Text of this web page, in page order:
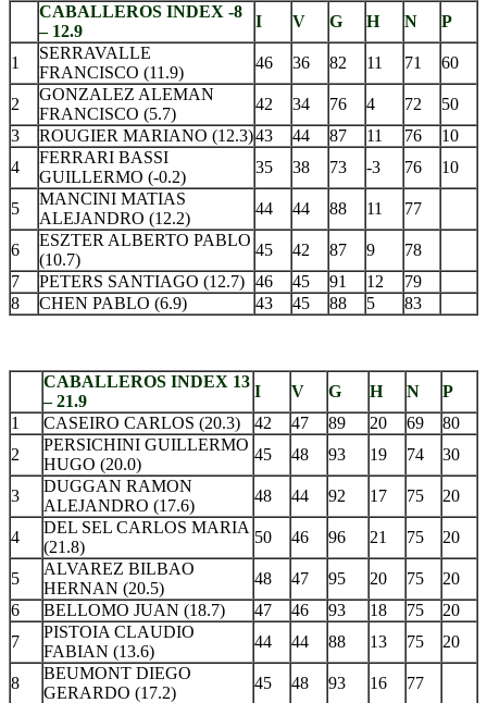
CABALLEROS INDEX -8
– 12.9
I V G H N P
1
SERRAVALLE
FRANCISCO (11.9)
46 36 82 11 71 60
2
GONZALEZ ALEMAN
FRANCISCO (5.7)
42 34 76 4 72
50
3
ROUGIER MARIANO (12.3)43 44 87 11 76
10
4
FERRARI BASSI
GUILLERMO (-0.2)
35 38 73 -3 76 10
5
MANCINI MATIAS
ALEJANDRO (12.2)
44 44 88 11 77
6
ESZTER ALBERTO PABLO
(10.7)
45 42 87 9
78
7
PETERS SANTIAGO (12.7) 46 45 91 12
79
8
CHEN PABLO (6.9) 43 45 88 5 83
CABALLEROS INDEX 13
– 21.9
I V G H N
P
1
CASEIRO CARLOS (20.3) 42 47 89 20 69
80
2
PERSICHINI GUILLERMO
HUGO (20.0)
45 48 93 19 74 30
3
DUGGAN RAMON
ALEJANDRO (17.6)
48 44 92 17 75 20
4
DEL SEL CARLOS MARIA
(21.8)
50 46 96 21 75 20
5
ALVAREZ BILBAO
HERNAN (20.5)
48 47 95 20 75
20
6
BELLOMO JUAN (18.7) 47 46 93 18 75
20
7
PISTOIA CLAUDIO
FABIAN (13.6)
44 44 88 13 75 20
8
BEUMONT DIEGO
GERARDO (17.2)
45 48 93 16 77